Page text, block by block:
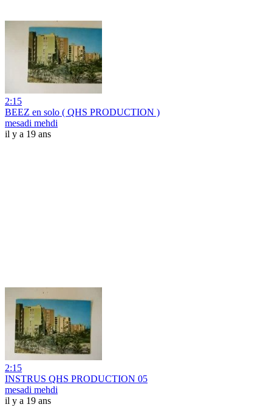
2:15
BEEZ en solo ( QHS PRODUCTION )
mesadi mehdi
il y a 19 ans
2:15
INSTRUS QHS PRODUCTION 05
mesadi mehdi
il y a 19 ans